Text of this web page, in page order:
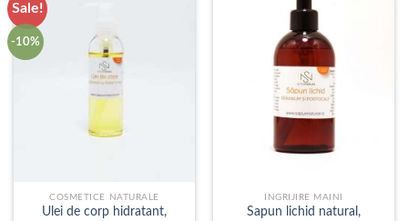
Sale!
-10%
COSMETICE NATURALE
Ulei de corp hidratant,
INGRIJIRE MAINI
Sapun lichid natural,